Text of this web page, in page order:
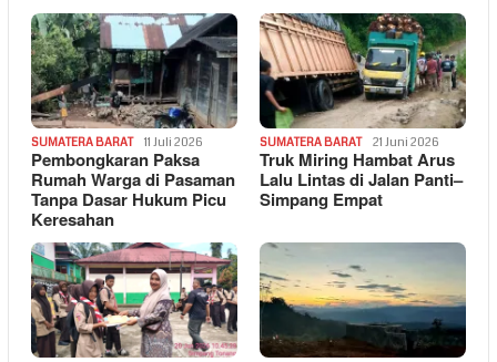
SUMATERA BARAT 11 Juli 2026
Pembongkaran Paksa
Rumah Warga di Pasaman
Tanpa Dasar Hukum Picu
Keresahan
SUMATERA BARAT 21 Juni 2026
Truk Miring Hambat Arus
Lalu Lintas di Jalan Panti–
Simpang Empat